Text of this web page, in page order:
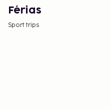
Férias
Sport trips